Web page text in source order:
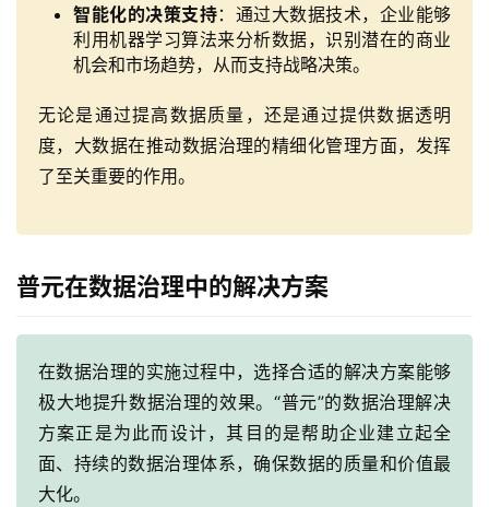
智能化的决策支持：通过大数据技术，企业能够
利用机器学习算法来分析数据，识别潜在的商业
机会和市场趋势，从而支持战略决策。
无论是通过提高数据质量，还是通过提供数据透明
度，大数据在推动数据治理的精细化管理方面，发挥
了至关重要的作用。
普元在数据治理中的解决方案
在数据治理的实施过程中，选择合适的解决方案能够
极大地提升数据治理的效果。“普元”的数据治理解决
方案正是为此而设计，其目的是帮助企业建立起全
面、持续的数据治理体系，确保数据的质量和价值最
大化。